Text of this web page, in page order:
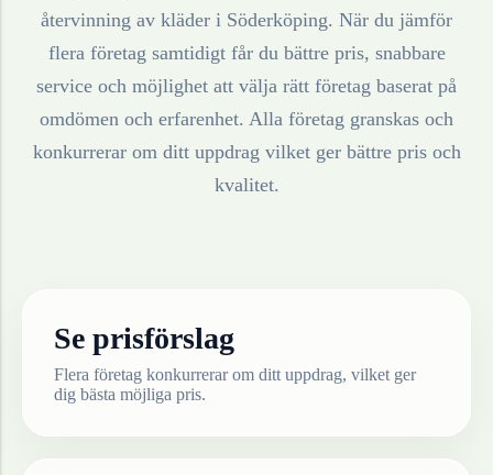
återvinning av kläder i Söderköping. När du jämför
flera företag samtidigt får du bättre pris, snabbare
service och möjlighet att välja rätt företag baserat på
omdömen och erfarenhet. Alla företag granskas och
konkurrerar om ditt uppdrag vilket ger bättre pris och
kvalitet.
Se prisförslag
Flera företag konkurrerar om ditt uppdrag, vilket ger
dig bästa möjliga pris.